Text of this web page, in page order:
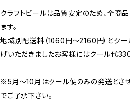
クラフトビールは品質安定のため、全商
ます。
地域別配送料（1060円～2160円）とク
げいただきましたお客様にはクール代330
※5月～10月はクール便のみの発送とさ
でご了承下さい。